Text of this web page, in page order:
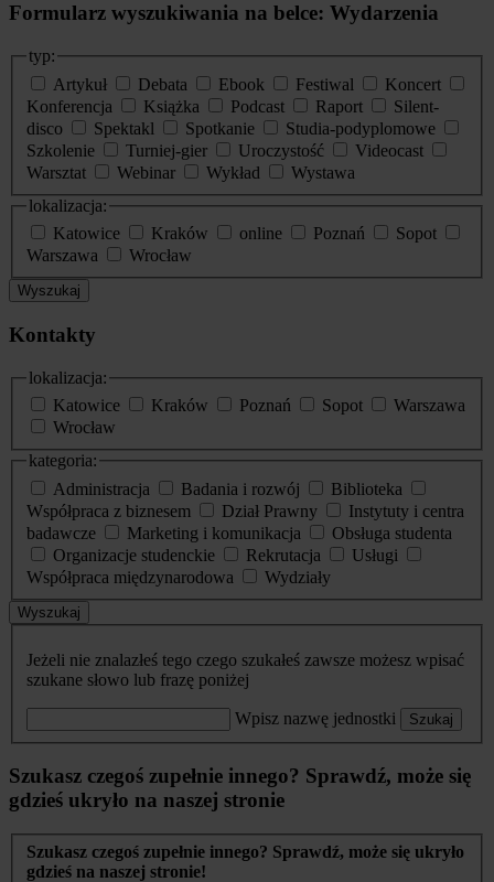
Formularz wyszukiwania na belce: Wydarzenia
typ:
Artykuł
Debata Ebook Festiwal
Koncert
Konferencja
Książka Podcast Raport
Silent-
disco
Spektakl Spotkanie
Studia-podyplomowe
Szkolenie
Turniej-gier Uroczystość
Videocast
Warsztat
Webinar Wykład
Wystawa
lokalizacja:
Katowice
Kraków online Poznań
Sopot
Warszawa
Wrocław
Wyszukaj
Kontakty
lokalizacja:
Katowice
Kraków Poznań Sopot
Warszawa
Wrocław
kategoria:
Administracja
Badania i rozwój
Biblioteka
Współpraca z biznesem
Dział Prawny
Instytuty i centra
badawcze
Marketing i komunikacja
Obsługa studenta
Organizacje studenckie
Rekrutacja
Usługi
Współpraca międzynarodowa
Wydziały
Wyszukaj
Jeżeli nie znalazłeś tego czego szukałeś zawsze możesz wpisać
szukane słowo lub frazę poniżej
Wpisz nazwę jednostki Szukaj
Szukasz czegoś zupełnie innego? Sprawdź, może się
gdzieś ukryło na naszej stronie
Szukasz czegoś zupełnie innego? Sprawdź, może się ukryło
gdzieś na naszej stronie!